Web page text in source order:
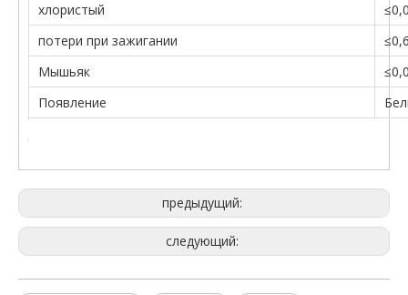
хлористый
потери при зажигании
Мышьяк
Появление
предыдущий:
следующий: